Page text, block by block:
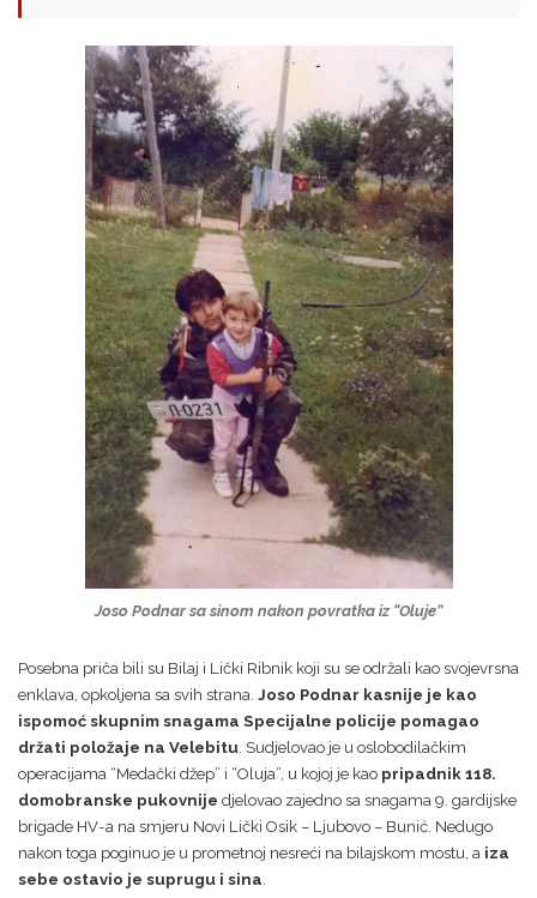
Joso Podnar sa sinom nakon povratka iz “Oluje”
Posebna priča bili su Bilaj i Lički Ribnik koji su se održali kao svojevrsna
enklava, opkoljena sa svih strana. Joso Podnar kasnije je kao
ispomoć skupnim snagama Specijalne policije pomagao
držati položaje na Velebitu. Sudjelovao je u oslobodilačkim
operacijama “Medački džep” i “Oluja”, u kojoj je kao pripadnik 118.
domobranske pukovnije djelovao zajedno sa snagama 9. gardijske
brigade HV-a na smjeru Novi Lički Osik – Ljubovo – Bunić. Nedugo
nakon toga poginuo je u prometnoj nesreći na bilajskom mostu, a iza
sebe ostavio je suprugu i sina.